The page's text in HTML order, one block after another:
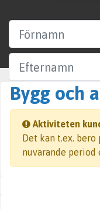
Företag
Bygg och
Aktiviteten
Det kan t.ex.
nuvarande